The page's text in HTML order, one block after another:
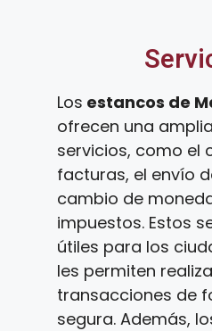
Los estancos de
ofrecen una
servicios, como el
facturas, el envío
cambio de
impuestos. Estos
útiles para los
les permiten
transacciones de
segura. Además,